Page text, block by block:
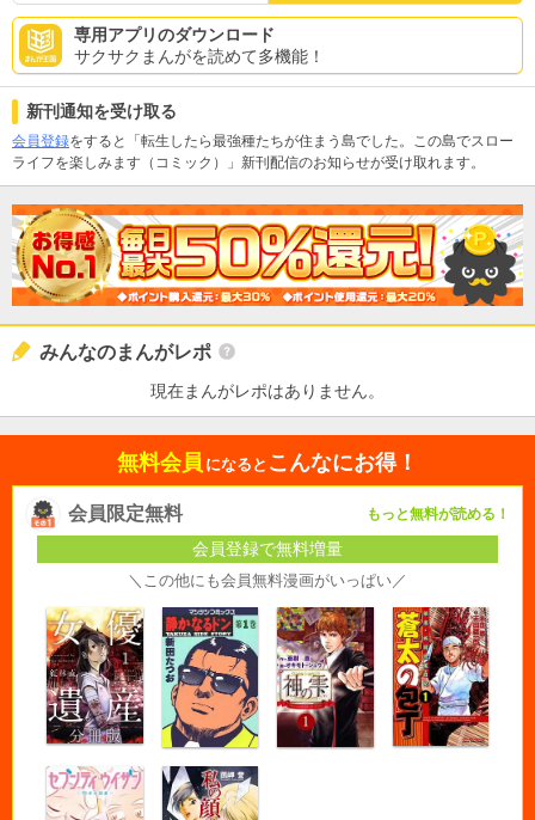
専用アプリのダウンロード
サクサクまんがを読めて多機能！
新刊通知を受け取る
会員登録をすると「転生したら最強種たちが住まう島でした。この島でスロー
ライフを楽しみます（コミック）」新刊配信のお知らせが受け取れます。
みんなのまんがレポ
現在まんがレポはありません。
無料会員 になると こんなにお得！
会員限定無料 もっと無料が読める！
会員登録で無料増量
＼この他にも会員無料漫画がいっぱい／